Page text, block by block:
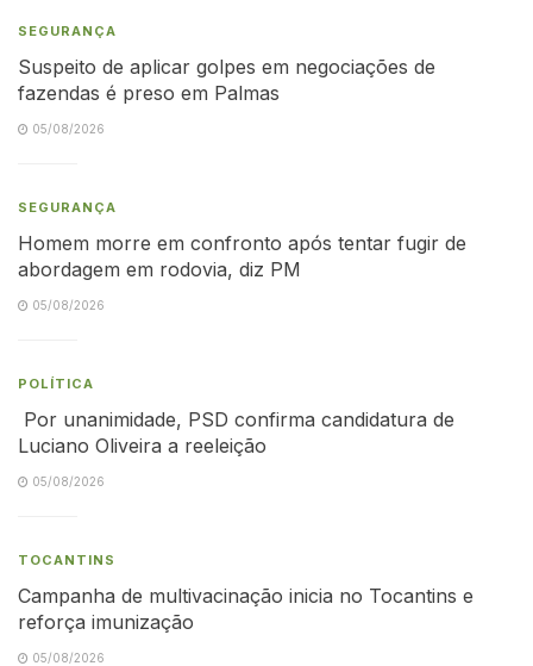
SEGURANÇA
Suspeito de aplicar golpes em negociações de
fazendas é preso em Palmas
05/08/2026
SEGURANÇA
Homem morre em confronto após tentar fugir de
abordagem em rodovia, diz PM
05/08/2026
POLÍTICA
Por unanimidade, PSD confirma candidatura de
Luciano Oliveira a reeleição
05/08/2026
TOCANTINS
Campanha de multivacinação inicia no Tocantins e
reforça imunização
05/08/2026